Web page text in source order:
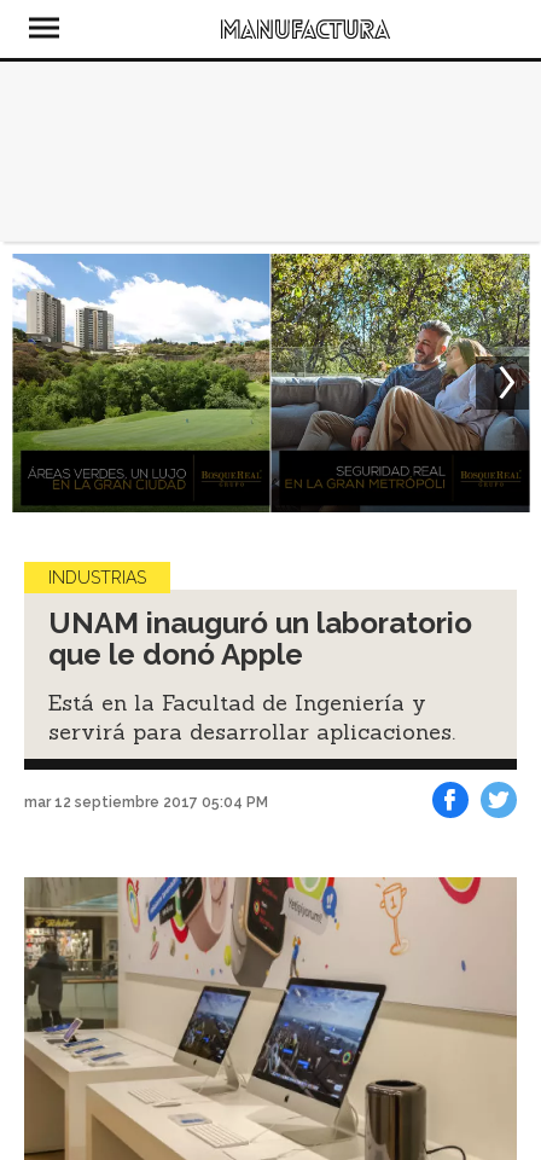
INDUSTRIAS
UNAM inauguró un laboratorio
que le donó Apple
Está en la Facultad de Ingeniería y
servirá para desarrollar aplicaciones.
mar 12 septiembre 2017 05:04 PM